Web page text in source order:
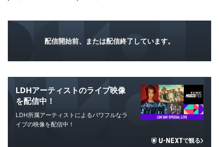
配信開始前、または配信終了しています。
LDHアーティストのライブ映像
を配信中！
LDH所属アーティストによるパワフルなラ
イブの映像を配信中！
で観る